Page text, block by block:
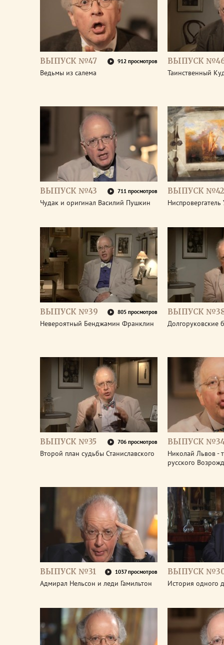
ВЫПУСК №47 912 просмотров
Ведьмы из салема
ВЫПУСК
Таинственный
ВЫПУСК №43 711 просмотров
Чудак и оригинал Василий Пушкин
ВЫПУСК №42
ВЫПУСК №39 805 просмотров
Невероятный Бенджамин Франклин
ВЫПУСК
Долгоруковские
ВЫПУСК №35 706 просмотров
Второй план судьбы Станиславского
ВЫПУСК
Николай Львов -
русского
ВЫПУСК №31 1037 просмотров
Адмирал Нельсон и леди Гамильтон
ВЫПУСК
История одного